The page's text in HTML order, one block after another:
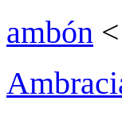
ambón